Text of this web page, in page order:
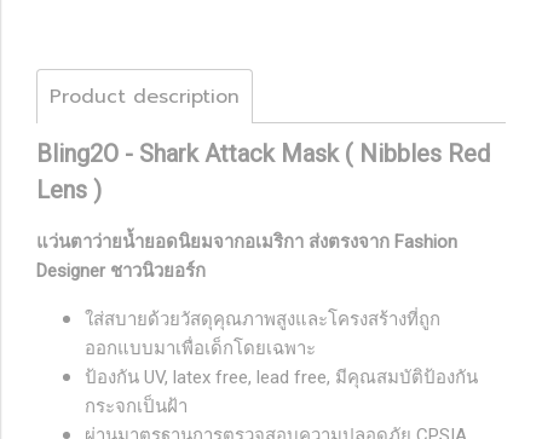
Product description
Bling2O - Shark Attack Mask ( Nibbles Red
Lens )
แว่นตาว่ายน้ำยอดนิยมจากอเมริกา ส่งตรงจาก Fashion
Designer ชาวนิวยอร์ก
ใส่สบายด้วยวัสดุคุณภาพสูงและโครงสร้างที่ถูก
ออกแบบมาเพื่อเด็กโดยเฉพาะ
ป้องกัน UV, latex free, lead free, มีคุณสมบัติป้องกัน
กระจกเป็นฝ้า